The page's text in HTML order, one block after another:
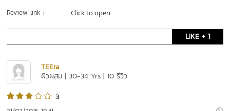
Review link : Click to open
LIKE + 1
TEEra
ผิวผสม | 30-34 Yrs | 10 รีวิว
3